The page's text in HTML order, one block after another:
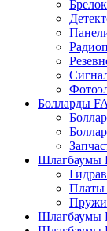
Болларды
Шлагбаумы
Платы
Шлагбаумы